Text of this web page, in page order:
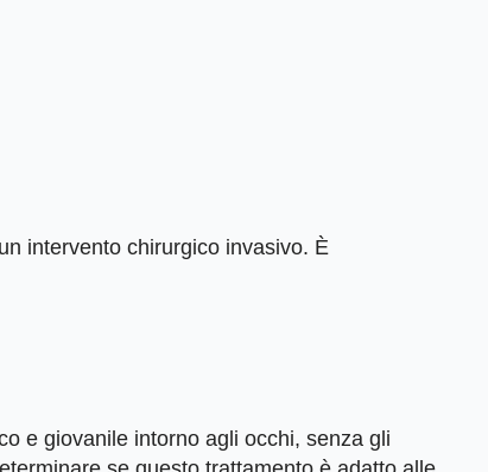
intervento chirurgico invasivo. È
e giovanile intorno agli occhi, senza gli